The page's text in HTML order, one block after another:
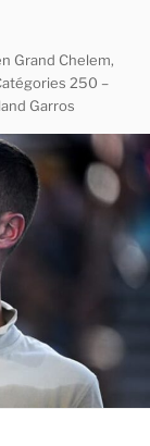
Grand Chelem,
250 –
Garros